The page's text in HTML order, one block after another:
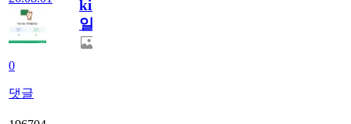
0
댓글
king768
일